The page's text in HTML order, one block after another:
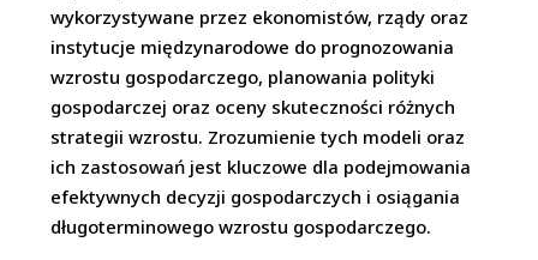
wykorzystywane przez ekonomistów, rządy oraz
instytucje międzynarodowe do prognozowania
wzrostu gospodarczego, planowania polityki
gospodarczej oraz oceny skuteczności różnych
strategii wzrostu. Zrozumienie tych modeli oraz
ich zastosowań jest kluczowe dla podejmowania
efektywnych decyzji gospodarczych i osiągania
długoterminowego wzrostu gospodarczego.